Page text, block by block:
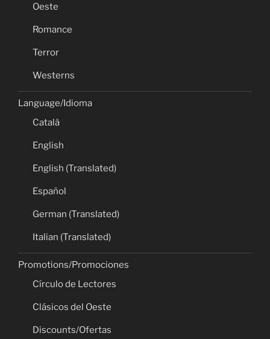
Oeste
Romance
Terror
Westerns
Language/Idioma
Català
English
English (Translated)
Español
German (Translated)
Italian (Translated)
Promotions/Promociones
Círculo de Lectores
Clásicos del Oeste
Discounts/Ofertas